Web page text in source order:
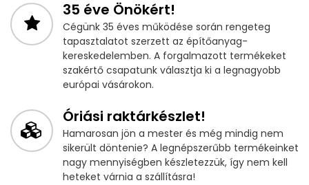
35 éve Önökért!
Cégünk 35 éves működése során rengeteg
tapasztalatot szerzett az építőanyag-
kereskedelemben. A forgalmazott termékeket
szakértő csapatunk választja ki a legnagyobb
európai vásárokon.
Óriási raktárkészlet!
Hamarosan jön a mester és még mindig nem
sikerült döntenie? A legnépszerűbb termékeinket
nagy mennyiségben készletezzük, így nem kell
heteket várnia a szállításra!